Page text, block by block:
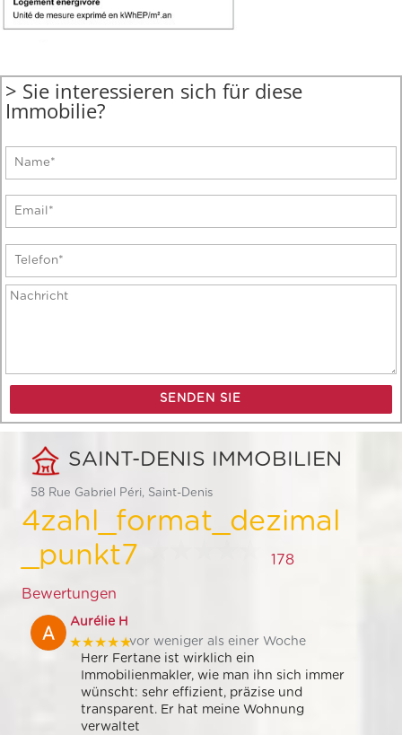
> Sie interessieren sich für diese
Immobilie?
SAINT-DENIS IMMOBILIEN
58 Rue Gabriel Péri, Saint-Denis
4zahl_format_dezimal
_punkt7
178
Bewertungen
Aurélie H
★★★★★vor weniger als einer Woche
Herr Fertane ist wirklich ein
Immobilienmakler, wie man ihn sich immer
wünscht: sehr effizient, präzise und
transparent. Er hat meine Wohnung
verwaltet